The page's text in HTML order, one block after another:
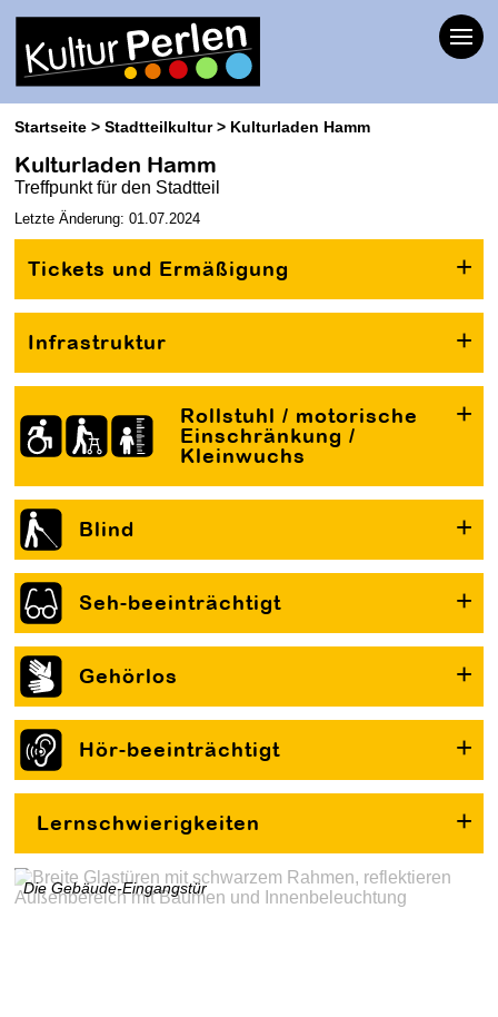
Startseite Stadtteilkultur Kulturladen Hamm
Kulturladen Hamm
Treffpunkt für den Stadtteil
Letzte Änderung: 01.07.2024
Tickets und Ermäßigung
Infrastruktur
Rollstuhl / motorische
Einschränkung /
Kleinwuchs
Blind
Seh-beeinträchtigt
Gehörlos
Hör-beeinträchtigt
Lernschwierigkeiten
Die Gebäude-Eingangstür